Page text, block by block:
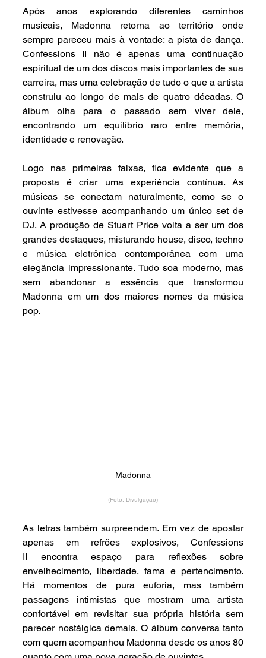
Após anos explorando diferentes caminhos
musicais, Madonna retorna ao território onde
sempre pareceu mais à vontade: a pista de dança.
Confessions II não é apenas uma continuação
espiritual de um dos discos mais importantes de sua
carreira, mas uma celebração de tudo o que a artista
construiu ao longo de mais de quatro décadas. O
álbum olha para o passado sem viver dele,
encontrando um equilíbrio raro entre memória,
identidade e renovação.
Logo nas primeiras faixas, fica evidente que a
proposta é criar uma experiência contínua. As
músicas se conectam naturalmente, como se o
ouvinte estivesse acompanhando um único set de
DJ. A produção de Stuart Price volta a ser um dos
grandes destaques, misturando house, disco, techno
e música eletrônica contemporânea com uma
elegância impressionante. Tudo soa moderno, mas
sem abandonar a essência que transformou
Madonna em um dos maiores nomes da música
pop.
Madonna
(Foto: Divulgação)
As letras também surpreendem. Em vez de apostar
apenas em refrões explosivos, Confessions
II encontra espaço para reflexões sobre
envelhecimento, liberdade, fama e pertencimento.
Há momentos de pura euforia, mas também
passagens intimistas que mostram uma artista
confortável em revisitar sua própria história sem
parecer nostálgica demais. O álbum conversa tanto
com quem acompanhou Madonna desde os anos 80